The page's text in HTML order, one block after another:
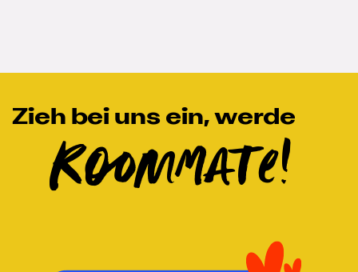
Zieh bei uns ein, werde
Roommate!